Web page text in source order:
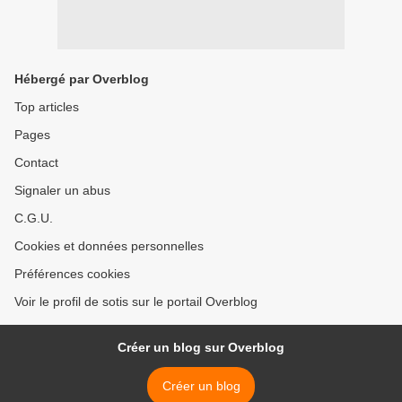
Hébergé par Overblog
Top articles
Pages
Contact
Signaler un abus
C.G.U.
Cookies et données personnelles
Préférences cookies
Voir le profil de sotis sur le portail Overblog
Créer un blog sur Overblog
Créer un blog